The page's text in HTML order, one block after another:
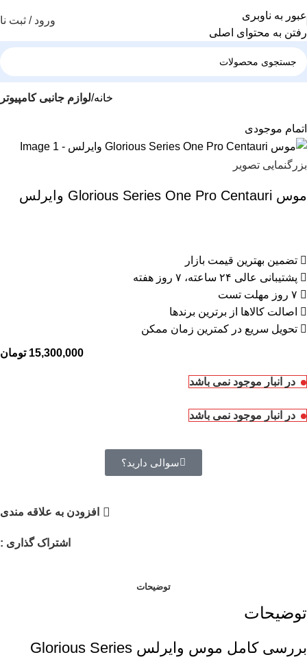
عبور به ناوبری
رفتن به محتوای اصلی
ورود / ثبت
خانه لوازم جانبی کامپیوتر
اتمام موجودی
بزرگنمایی تصویر
موس Glorious Series One Pro Centauri وایرلس
تضمین بهترین قیمت بازار
پشتیبانی عالی ۲۴ ساعته، ۷ روز هفته
۷ روز مهلت تست
اصالت کالاها از برترین برندها
تحویل سریع در کمترین زمان ممکن
15,300,000 تومان
در انبار موجود نمی باشد
در انبار موجود نمی باشد
سوالی دارید؟
افزودن به علاقه مندی
اشتراک گذاری :
توضیحات
توضیحات
بررسی کامل موس وایرلس Glorious Series